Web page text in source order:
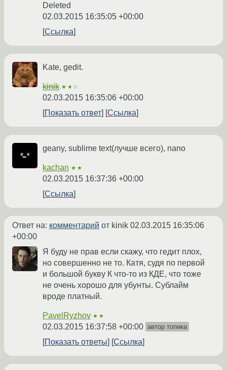
Deleted
02.03.2015 16:35:05 +00:00
Ссылка
Kate, gedit.
kinik ★★☆
02.03.2015 16:35:06 +00:00
Показать ответ
Ссылка
geany, sublime text(лучше всего), nano
kachan ★★
02.03.2015 16:37:36 +00:00
Ссылка
Ответ на: комментарий от kinik 02.03.2015 16:35:06
+00:00
Я буду не прав если скажу, что гедит плох,
но совершенно не то. Катя, судя по первой
и большой букву К что-то из КДЕ, что тоже
не очень хорошо для убунты. Сублайм
вроде платный.
PavelRyzhov ★★
02.03.2015 16:37:58 +00:00 автор топика
Показать ответы Ссылка